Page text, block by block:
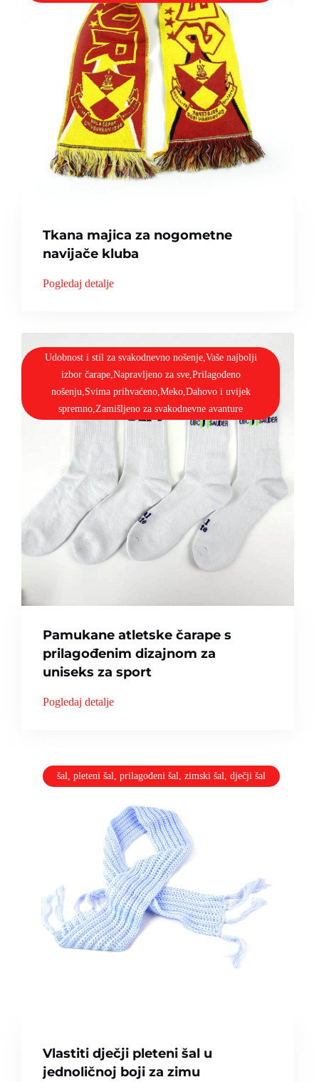
Tkana majica za nogometne
navijače kluba
Pogledaj detalje
Udobnost i stil za svakodnevno nošenje,Vaše najbolji
izbor čarape,Napravljeno za sve,Prilagođeno
nošenju,Svima prihvaćeno,Meko,Dahovo i uvijek
spremno,Zamišljeno za svakodnevne avanture
Pamukane atletske čarape s
prilagođenim dizajnom za
uniseks za sport
Pogledaj detalje
šal, pleteni šal, prilagođeni šal, zimski šal, dječji šal
Vlastiti dječji pleteni šal u
jednoličnoj boji za zimu